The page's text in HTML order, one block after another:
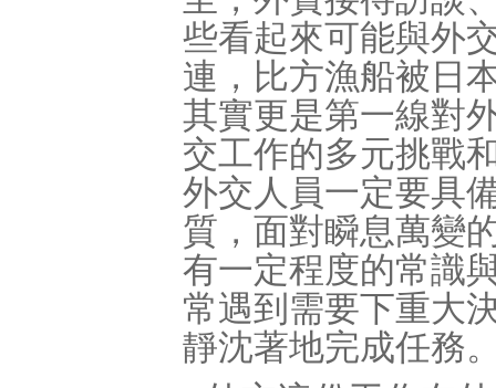
些看起來可能與外
連，比方漁船被日
其實更是第一線對
交工作的多元挑戰
外交人員一定要具
質，面對瞬息萬變
有一定程度的常識
常遇到需要下重大
靜沈著地完成任務